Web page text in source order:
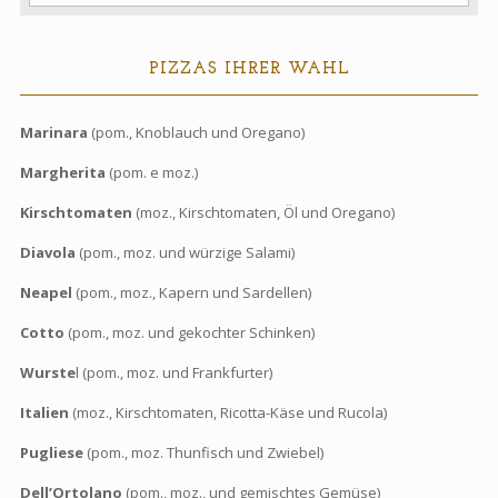
PIZZAS IHRER WAHL
Marinara (pom., Knoblauch und Oregano)
Margherita (pom. e moz.)
Kirschtomaten (moz., Kirschtomaten, Öl und Oregano)
Diavola (pom., moz. und würzige Salami)
Neapel (pom., moz., Kapern und Sardellen)
Cotto (pom., moz. und gekochter Schinken)
Wurstel (pom., moz. und Frankfurter)
Italien (moz., Kirschtomaten, Ricotta-Käse und Rucola)
Pugliese(pom., moz. Thunfisch und Zwiebel)
Dell’Ortolano (pom., moz., und gemischtes Gemüse)